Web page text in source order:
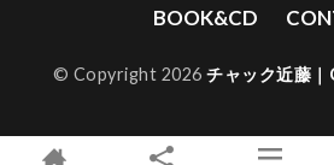
BOOK&CD
© Copyright 2026チャック近藤